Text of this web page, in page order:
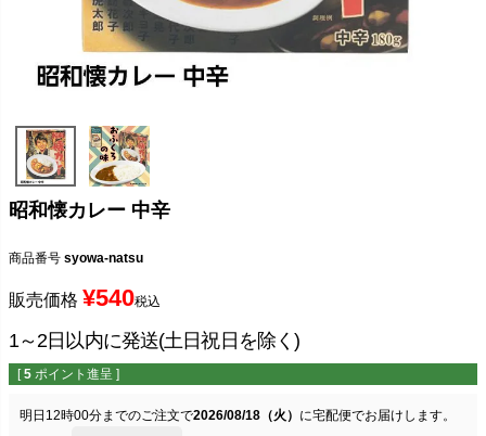
昭和懐カレー 中辛
商品番号 syowa-natsu
販売価格 ¥540税込
1～2日以内に発送(土日祝日を除く)
[ 5 ポイント進呈 ]
明日 12時00分までのご注文で2026/08/18（火） に宅配便でお届けします。